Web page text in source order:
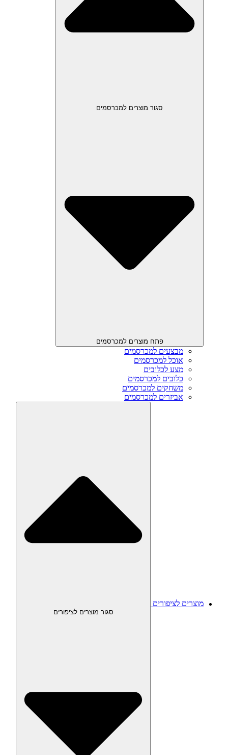
סגור מוצרים למכרסמים
פתח מוצרים למכרסמים
מבצעים למכרסמים
אוכל למכרסמים
מצע לכלובים
כלובים למכרסמים
משחקים למכרסמים
אביזרים למכרסמים
מוצרים לציפורים
סגור מוצרים לציפורים